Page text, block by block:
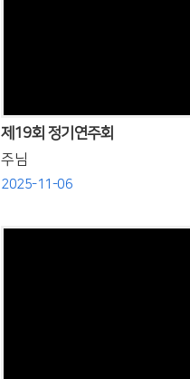
제19회 정기연주회
주님
2025-11-06